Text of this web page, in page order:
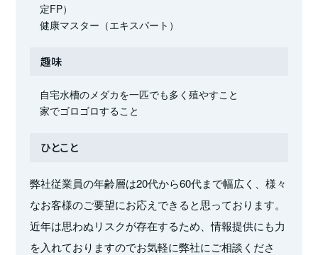
定FP）
健康マスター（エキスパート）
趣味
自宅水槽のメダカを一匹でも多く殖やすこと
家でゴロゴロすること
ひとこと
弊社従業員の年齢層は20代から60代まで幅広く、様々
なお客様のご要望にお応えできると思っております。
近年は思わぬリスクが存在するため、情報提供にも力
を入れておりますのでお気軽に弊社にご相談くださ